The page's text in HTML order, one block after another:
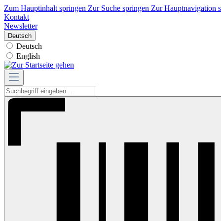
Zum Hauptinhalt springen Zur Suche springen Zur Hauptnavigation
Kontakt
Newsletter
Deutsch
Deutsch
English